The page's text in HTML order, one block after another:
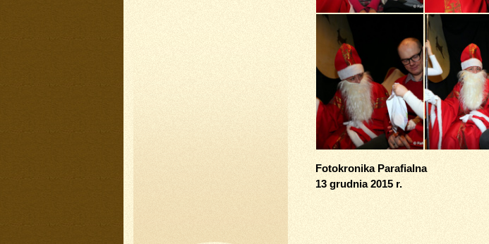
Fotokronika Parafialna
13 grudnia 2015 r.